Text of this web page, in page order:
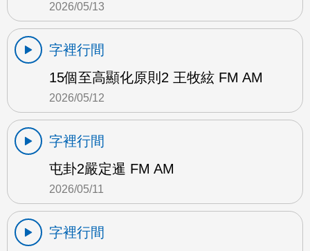
2026/05/13
字裡行間
15個至高顯化原則2 王牧絃 FM AM
2026/05/12
字裡行間
屯卦2嚴定暹 FM AM
2026/05/11
字裡行間